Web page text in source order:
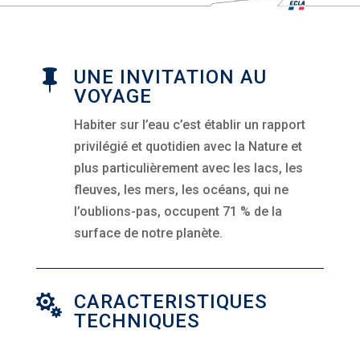

UNE INVITATION AU
VOYAGE
Habiter sur l’eau c’est établir un rapport
privilégié et quotidien avec la Nature et
plus particulièrement avec les lacs, les
fleuves, les mers, les océans, qui ne
l’oublions-pas, occupent 71 % de la
surface de notre planète.
 CARACTERISTIQUES
TECHNIQUES